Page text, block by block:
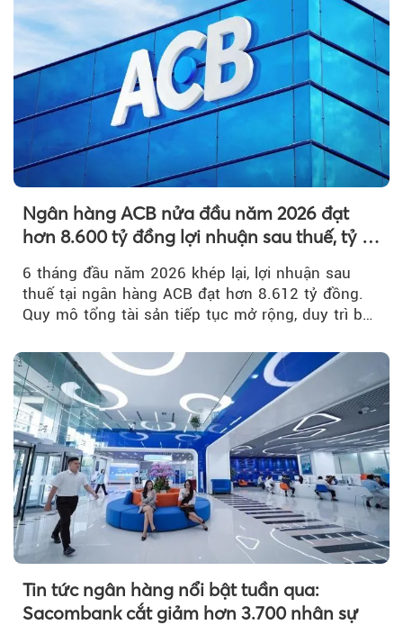
Ngân hàng ACB nửa đầu năm 2026 đạt
hơn 8.600 tỷ đồng lợi nhuận sau thuế, tỷ lệ
6 tháng đầu năm 2026 khép lại, lợi nhuận sau
thuế tại ngân hàng ACB đạt hơn 8.612 tỷ đồng.
Quy mô tổng tài sản tiếp tục mở rộng, duy trì bộ
Tin tức ngân hàng nổi bật tuần qua:
Sacombank cắt giảm hơn 3.700 nhân sự